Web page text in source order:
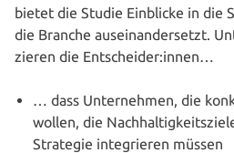
bietet die Studie Einblicke in die
die Branche aus­ein­an­der­setzt.
zie­ren die Entscheider:innen…
… dass Unter­neh­men, die
wollen, die
Strategie inte­grie­ren müssen